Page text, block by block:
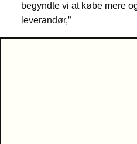
begyndte vi at købe mere
leverandør,”